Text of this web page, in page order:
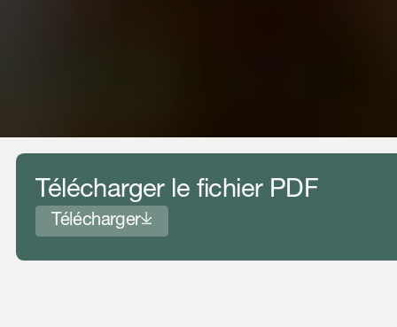
Télécharger le fichier PDF
Télécharger